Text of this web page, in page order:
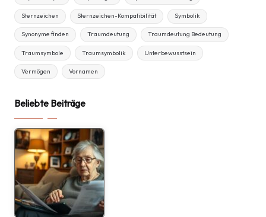
Sternzeichen Sternzeichen-Kompatibilität Symbolik
Synonyme finden Traumdeutung Traumdeutung Bedeutung
Traumsymbole Traumsymbolik Unterbewusstsein
Vermögen Vornamen
Beliebte Beiträge